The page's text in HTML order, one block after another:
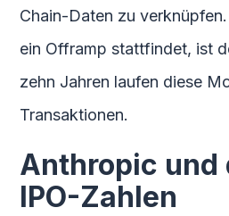
Chain-Daten zu
ein Offramp stattfindet, ist
zehn Jahren laufen diese
Transaktionen.
Anthropic und
IPO-Zahlen